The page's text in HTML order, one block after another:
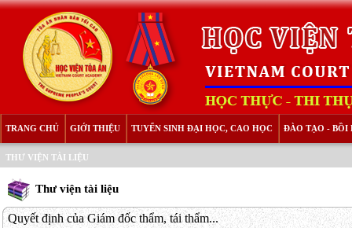
TRANG CHỦ GIỚI THIỆU TUYỂN SINH ĐẠI HỌC, CAO HỌC ĐÀO TẠO - BỒI
THƯ VIỆN TÀI LIỆU
Thư viện tài liệu
Quyết định của Giám đốc thẩm, tái thẩm...